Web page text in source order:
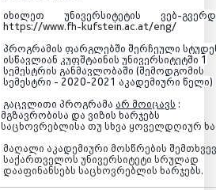
იხილეთ უნივერსიტეტის ვებ-
https://www.fh-kufstein.ac.at/eng/
პროგრამის ფარგლებში შერჩეული
ისწავლიან კუფშტაინისუნივერსიტეტში 1
სემესტრის განმავლობაში (შემოდგომის
სემესტრი - 2020-2021 აკადემიური წელი)
გაცვლითი პროგრამა არ მოიცავს :
მგზავრობისა და ვიზის ხარჯებს
საცხოვრებლისა თუ სხვა ყოველდღიურ
მაღალი აკადემიური მოსწრების
საქართველოს უნივერსიტეტი სრულად
დააფინანსებს საცხოვრებლის ხარჯებს.